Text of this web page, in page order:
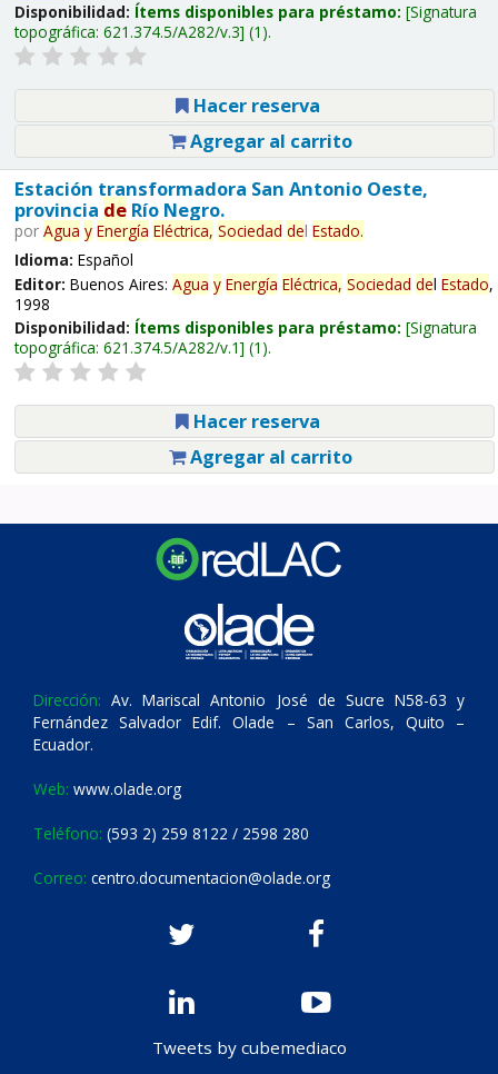
Disponibilidad: Ítems disponibles para préstamo: Signatura
topográfica: 621.374.5/A282/v.3 (1).
Hacer reserva
Agregar al carrito
Estación transformadora San Antonio Oeste,
provincia deRío Negro.
por Agua y Energía Eléctrica, Sociedad del Estado.
Idioma: Español
Editor: Buenos Aires: Agua y Energía Eléctrica, Sociedad del Estado,
1998
Disponibilidad: Ítems disponibles para préstamo: Signatura
topográfica: 621.374.5/A282/v.1 (1).
Hacer reserva
Agregar al carrito
Dirección: Av. Mariscal Antonio José de Sucre N58-63 y
Fernández Salvador Edif. Olade – San Carlos, Quito –
Ecuador.
Web: www.olade.org
Teléfono: (593 2) 259 8122 / 2598 280
Correo: centro.documentacion@olade.org
Tweets by cubemediaco